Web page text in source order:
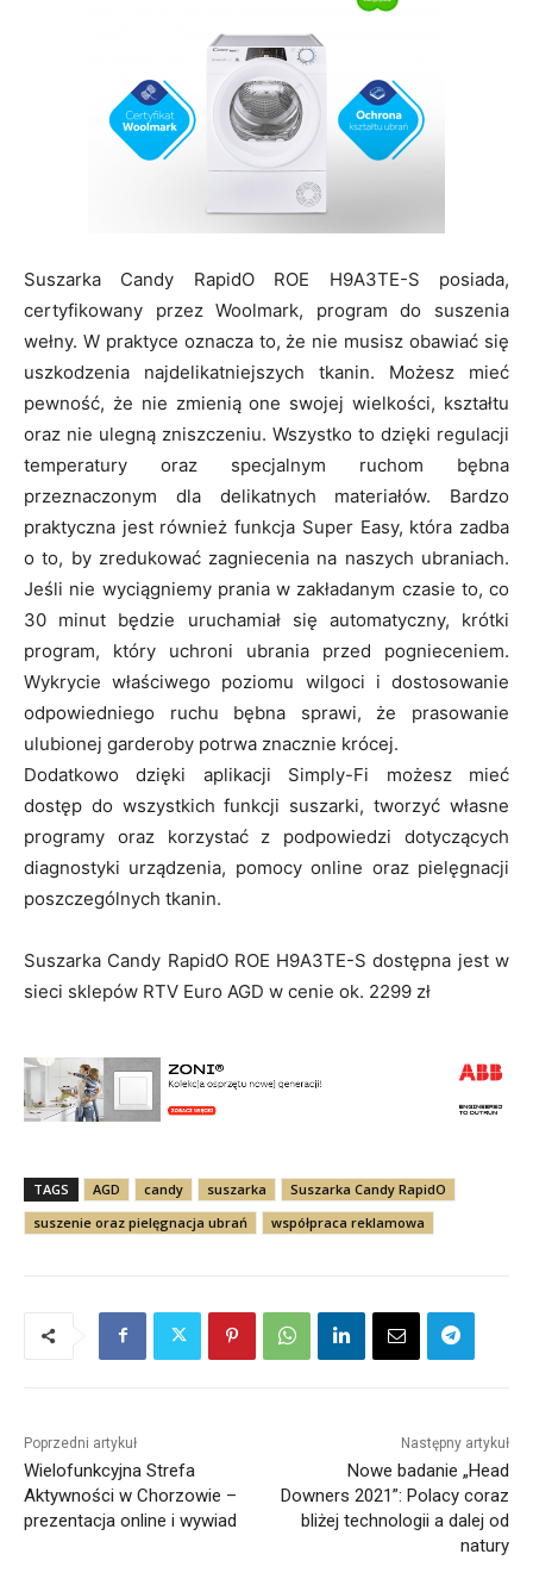
Suszarka Candy RapidO ROE H9A3TE-S posiada,
certyfikowany przez Woolmark, program do suszenia
wełny. W praktyce oznacza to, że nie musisz obawiać się
uszkodzenia najdelikatniejszych tkanin. Możesz mieć
pewność, że nie zmienią one swojej wielkości, kształtu
oraz nie ulegną zniszczeniu. Wszystko to dzięki regulacji
temperatury oraz specjalnym ruchom bębna
przeznaczonym dla delikatnych materiałów. Bardzo
praktyczna jest również funkcja Super Easy, która zadba
o to, by zredukować zagniecenia na naszych ubraniach.
Jeśli nie wyciągniemy prania w zakładanym czasie to, co
30 minut będzie uruchamiał się automatyczny, krótki
program, który uchroni ubrania przed pognieceniem.
Wykrycie właściwego poziomu wilgoci i dostosowanie
odpowiedniego ruchu bębna sprawi, że prasowanie
ulubionej garderoby potrwa znacznie krócej.
Dodatkowo dzięki aplikacji Simply-Fi możesz mieć
dostęp do wszystkich funkcji suszarki, tworzyć własne
programy oraz korzystać z podpowiedzi dotyczących
diagnostyki urządzenia, pomocy online oraz pielęgnacji
poszczególnych tkanin.
Suszarka Candy RapidO ROE H9A3TE-S dostępna jest w
sieci sklepów RTV Euro AGD w cenie ok. 2299 zł
TAGS AGD candy suszarka
Suszarka Candy RapidO
suszenie oraz pielęgnacja ubrań
współpraca reklamowa
Poprzedni artykuł
Wielofunkcyjna Strefa
Aktywności w Chorzowie –
prezentacja online i wywiad
Następny artykuł
Nowe badanie „Head
Downers 2021”: Polacy coraz
bliżej technologii a dalej od
natury